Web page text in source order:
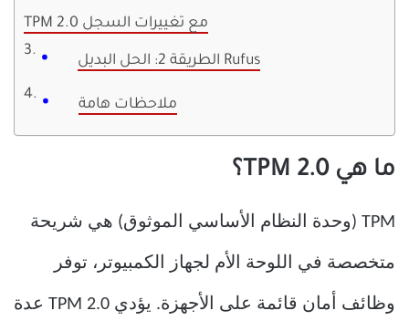
TPM 2.0 مع تغييرات السجل
الطريقة 2: الحل البديل Rufus
ملاحظات هامة
ما هي TPM 2.0؟
TPM (وحدة النظام الأساسي الموثوق) هي شريحة
متخصصة في اللوحة الأم لجهاز الكمبيوتر، توفر
وظائف أمان قائمة على الأجهزة. يؤدي TPM 2.0 عدة